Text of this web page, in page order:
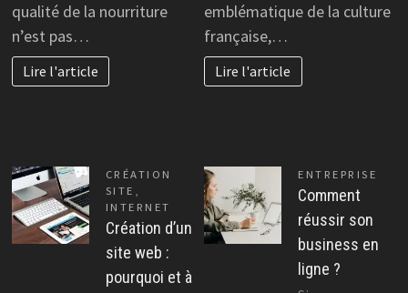
qualité de la nourriture
n’est pas…
Lire l'article
emblématique de la culture
française,…
Lire l'article
CRÉATION
SITE
INTERNET
Création d’un
site web :
pourquoi et à
ENTREPRISE
Comment
réussir son
business en
ligne ?